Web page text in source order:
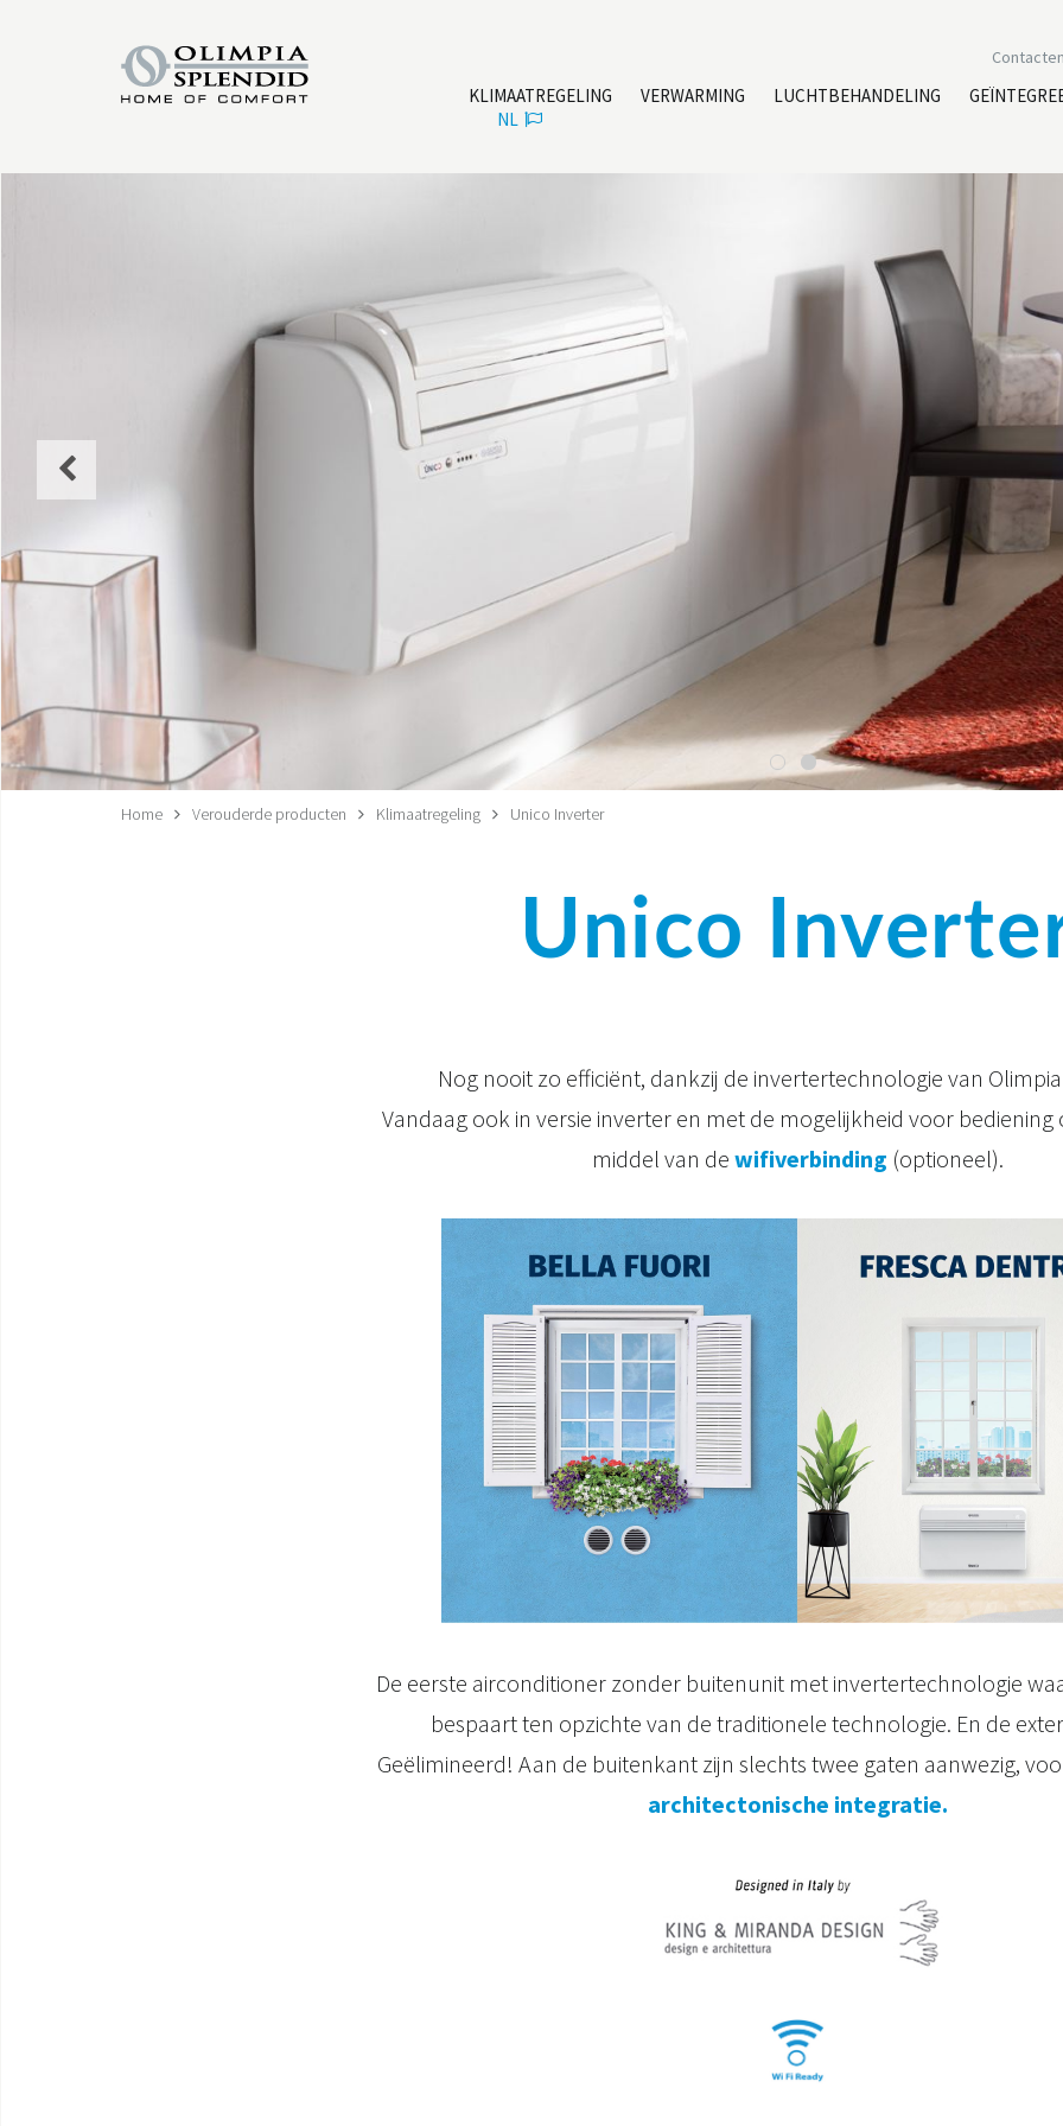
KLIMAATREGELING VERWARMING LUCHTBEHANDELING
NL
Home Verouderde producten Klimaatregeling Unico Inverter
Unico
Nog nooit zo efficiënt, dankzij de invertertechnologie van
Vandaag ook in versie inverter en met de mogelijkheid voor
middel van de wifiverbinding (optioneel).
De eerste airconditioner zonder buitenunit met invertertechnologie
bespaart ten opzichte van de traditionele technologie. En de
Geëlimineerd! Aan de buitenkant zijn slechts twee gaten aanwezig,
architectonische integratie.